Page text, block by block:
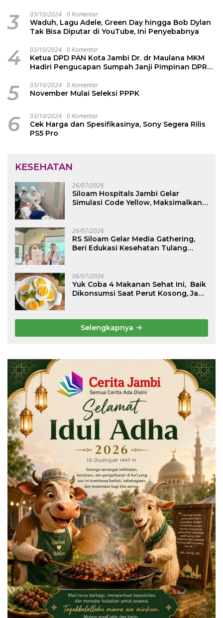
3 03/10/2024 0 Komentar
Waduh, Lagu Adele, Green Day hingga Bob Dylan
Tak Bisa Diputar di YouTube, Ini Penyebabnya
4 03/10/2024 0 Komentar
Ketua DPD PAN Kota Jambi Dr. dr Maulana MKM
Hadiri Pengucapan Sumpah Janji Pimpinan DPRD
5 03/10/2024 0 Komentar
November Mulai Seleksi PPPK
6 03/10/2024 0 Komentar
Cek Harga dan Spesifikasinya, Sony Segera Rilis
PS5 Pro
KESEHATAN
26/07/2026
Siloam Hospitals Jambi Gelar
Simulasi Code Yellow, Maksimalkan
26/07/2026
RS Siloam Gelar Media Gathering,
Beri Edukasi Kesehatan Tulang
06/07/2026
Yuk Coba 4 Makanan Sehat Ini, Baik
Dikonsumsi Saat Perut Kosong, Jaga
Selengkapnya